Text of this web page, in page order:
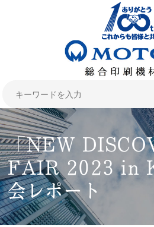
「NEW
FAIR 2023 in
会レポート